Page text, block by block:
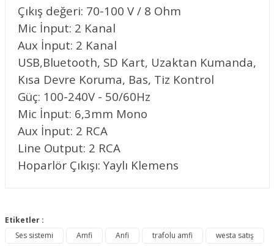
Çıkış değeri: 70-100 V / 8 Ohm
Mic İnput: 2 Kanal
Aux İnput: 2 Kanal
USB,Bluetooth, SD Kart, Uzaktan Kumanda,
Kısa Devre Koruma, Bas, Tiz Kontrol
Güç: 100-240V - 50/60Hz
Mic İnput: 6,3mm Mono
Aux İnput: 2 RCA
Line Output: 2 RCA
Hoparlör Çıkışı: Yaylı Klemens
konularda yetersiz gördüğünüz noktaları öneri formunu
Görüş ve önerileriniz için teşekkür ederiz.
Etiketler :
Ses sistemi
Amfi Anfi trafolu amfi
westa satış